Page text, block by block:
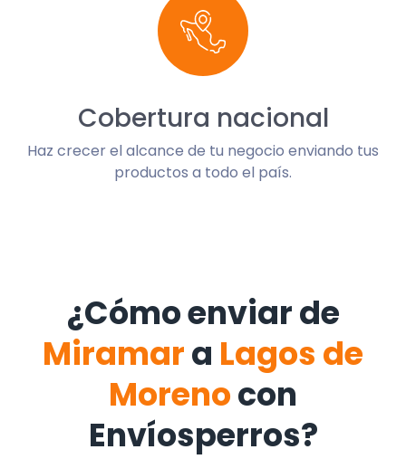
Cobertura nacional
Haz crecer el alcance de tu negocio enviando tus
productos a todo el país.
¿Cómo enviar de
Miramara Lagos de
Morenocon
Envíosperros?